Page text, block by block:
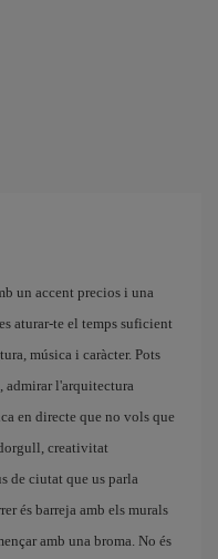
un accent precios i una
aturar-te el temps suficient
música i caràcter. Pots
admirar l'arquitectura
en directe que no vols que
creativitat
de ciutat que us parla
és barreja amb els murals
amb una broma. No és